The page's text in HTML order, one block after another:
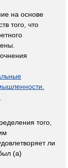
на основе
того, что
того,
ли
(а)